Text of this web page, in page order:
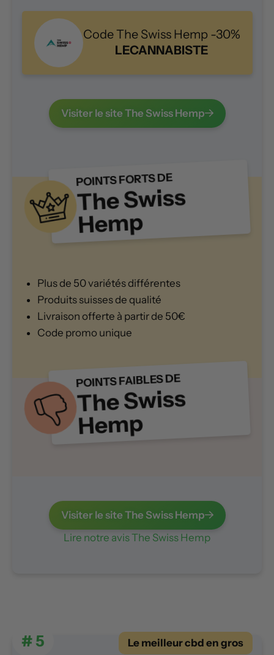
Code The Swiss Hemp -30%
LECANNABISTE
Visiter le site The Swiss Hemp
POINTS FORTS DE
The Swiss
Hemp
Plus de 50 variétés différentes
Produits suisses de qualité
Livraison offerte à partir de 50€
Code promo unique
POINTS FAIBLES DE
The Swiss
Hemp
Visiter le site The Swiss Hemp
Lire notre avis The Swiss Hemp
# 5 Le meilleur cbd en gros